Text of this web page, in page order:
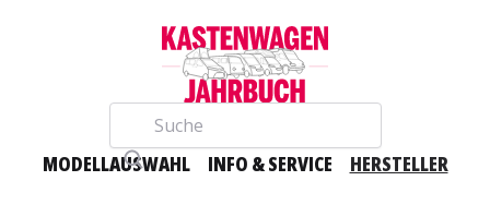
Suche
MODELLAUSWAHL INFO & SERVICE HERSTELLER